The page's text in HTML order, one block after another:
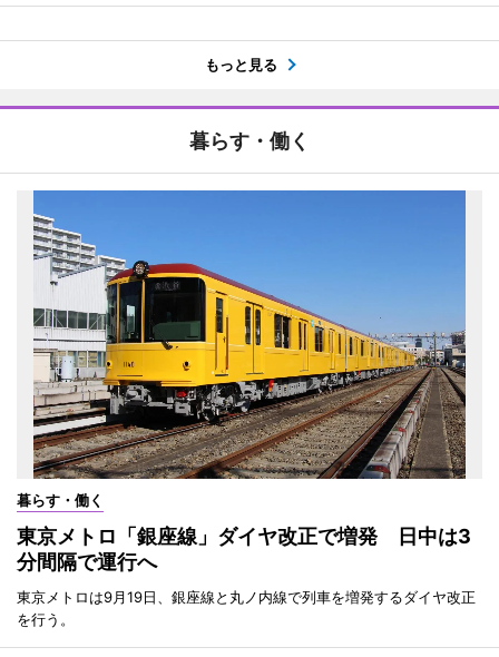
もっと見る
暮らす・働く
暮らす・働く
東京メトロ「銀座線」ダイヤ改正で増発 日中は3
分間隔で運行へ
東京メトロは9月19日、銀座線と丸ノ内線で列車を増発するダイヤ改正
を行う。